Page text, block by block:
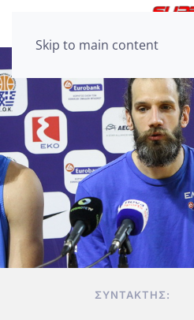
Skip to main content
ΣΥΝΤΆΚΤΗΣ: